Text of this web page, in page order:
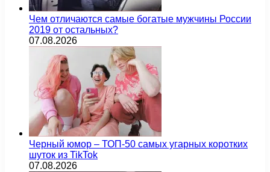
Чем отличаются самые богатые мужчины России
2019 от остальных?
07.08.2026
Черный юмор – ТОП-50 самых угарных коротких
шуток из TikTok
07.08.2026